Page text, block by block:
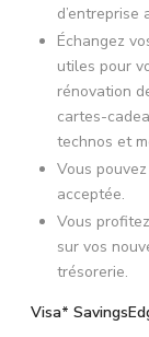
d’entreprise
Échangez
utiles pour
rénovation
cartes-
technos et
Vous
acceptée.
Vous
sur vos
trésorerie.
Visa*